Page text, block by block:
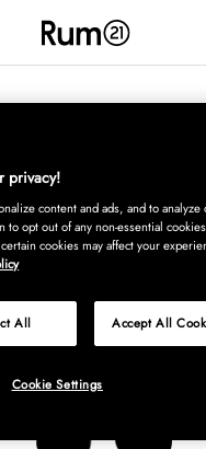
Stålmöbler* →
privacy!
content and ads, and to analyze
to opt out of any non-essential
cookies may affect your
All Accept All
Cookie Settings